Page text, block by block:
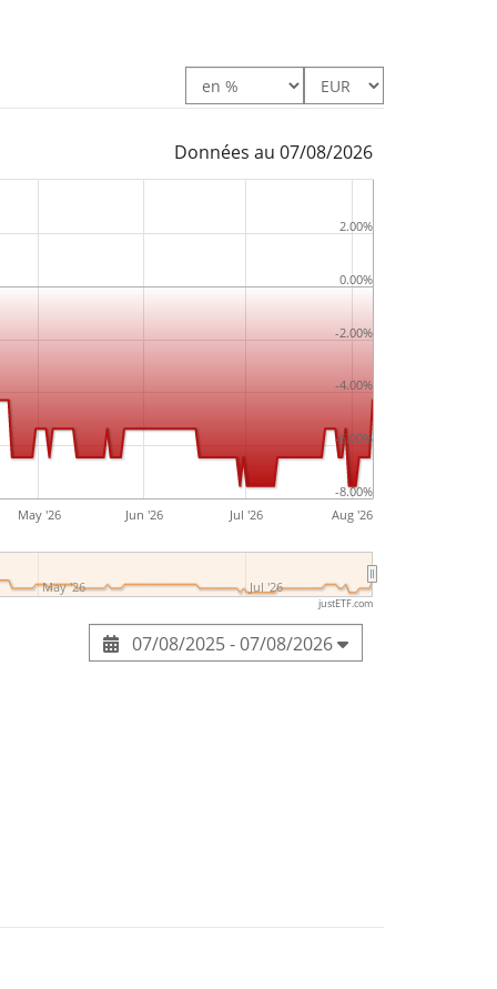
Données au 07/08/2026
May '26 Jun '26 Jul '26 Aug '26
May '26 Jul '26
-8.00%
-6.00%
-4.00%
-2.00%
0.00%
2.00%
justETF.com
07/08/2025 - 07/08/2026